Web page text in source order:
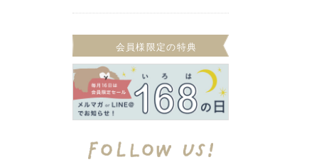
会員様限定の特典